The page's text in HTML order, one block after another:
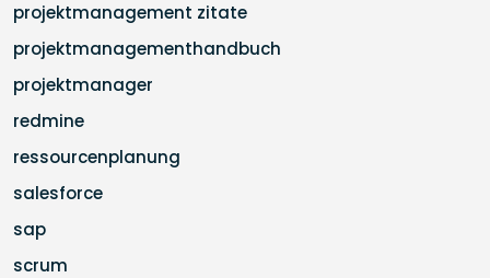
projektmanagement zitate
projektmanagementhandbuch
projektmanager
redmine
ressourcenplanung
salesforce
sap
scrum